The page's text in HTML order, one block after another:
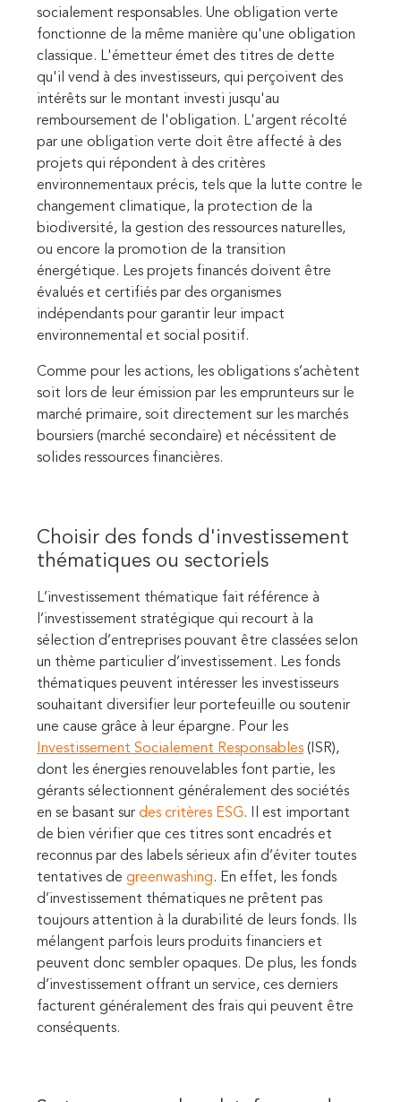
socialement responsables. Une obligation verte
fonctionne de la même manière qu'une obligation
classique. L'émetteur émet des titres de dette
qu'il vend à des investisseurs, qui perçoivent des
intérêts sur le montant investi jusqu'au
remboursement de l'obligation. L'argent récolté
par une obligation verte doit être affecté à des
projets qui répondent à des critères
environnementaux précis, tels que la lutte contre le
changement climatique, la protection de la
biodiversité, la gestion des ressources naturelles,
ou encore la promotion de la transition
énergétique. Les projets financés doivent être
évalués et certifiés par des organismes
indépendants pour garantir leur impact
environnemental et social positif.
Comme pour les actions, les obligations s’achètent
soit lors de leur émission par les emprunteurs sur le
marché primaire, soit directement sur les marchés
boursiers (marché secondaire) et nécéssitent de
solides ressources financières.
Choisir des fonds d'investissement
thématiques ou sectoriels
L’investissement thématique fait référence à
l’investissement stratégique qui recourt à la
sélection d’entreprises pouvant être classées selon
un thème particulier d’investissement. Les fonds
thématiques peuvent intéresser les investisseurs
souhaitant diversifier leur portefeuille ou soutenir
une cause grâce à leur épargne. Pour les
Investissement Socialement Responsables (ISR),
dont les énergies renouvelables font partie, les
gérants sélectionnent généralement des sociétés
en se basant sur des critères ESG. Il est important
de bien vérifier que ces titres sont encadrés et
reconnus par des labels sérieux afin d’éviter toutes
tentatives de greenwashing. En effet, les fonds
d’investissement thématiques ne prêtent pas
toujours attention à la durabilité de leurs fonds. Ils
mélangent parfois leurs produits financiers et
peuvent donc sembler opaques. De plus, les fonds
d’investissement offrant un service, ces derniers
facturent généralement des frais qui peuvent être
conséquents.